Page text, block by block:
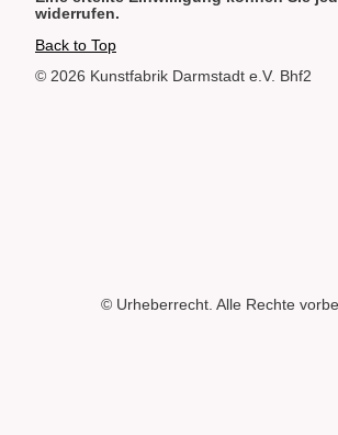
widerrufen.
Back to Top
© 2026 Kunstfabrik Darmstadt e.V. Bhf2
© Urheberrecht. Alle Rechte